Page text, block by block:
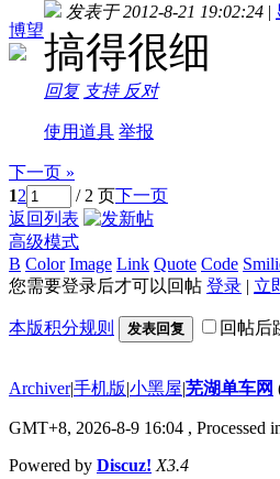
博望
发表于 2012-8-21 19:02:24 |
搞得很细
回复 支持 反对
使用道具 举报
下一页 »
12 / 2 页下一页
返回列表
高级模式
B Color Image Link Quote Code
您需要登录后才可以回帖 登录 | 立
本版积分规则 发表回复 回帖后
Archiver|手机版|小黑屋|芜湖单车网
GMT+8, 2026-8-9 16:04 , Processed
Powered by Discuz! X3.4